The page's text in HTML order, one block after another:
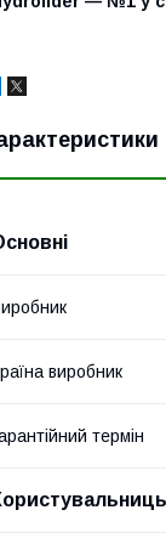
виробник
термін